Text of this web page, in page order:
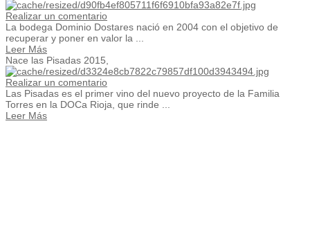
Realizar un comentario
La bodega Dominio Dostares nació en 2004 con el objetivo de
recuperar y poner en valor la ...
Leer Más
Nace las Pisadas 2015,
Realizar un comentario
Las Pisadas es el primer vino del nuevo proyecto de la Familia
Torres en la DOCa Rioja, que rinde ...
Leer Más